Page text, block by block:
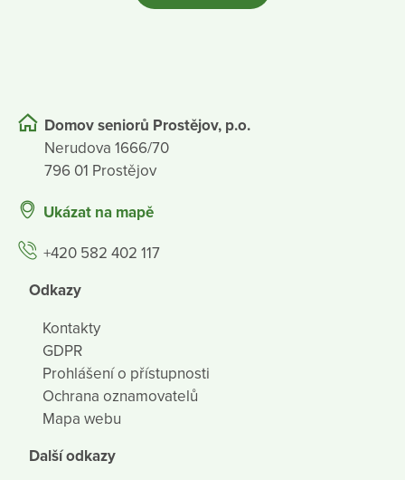
Domov seniorů Prostějov, p.o.
Nerudova 1666/70
796 01 Prostějov
Ukázat na mapě
+420 582 402 117
Odkazy
Kontakty
GDPR
Prohlášení o přístupnosti
Ochrana oznamovatelů
Mapa webu
Další odkazy